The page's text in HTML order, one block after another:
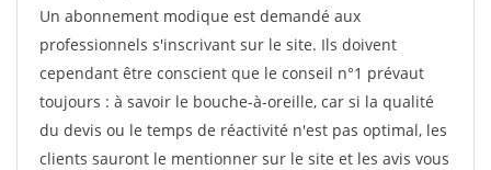
Un abonnement modique est demandé aux
professionnels s'inscrivant sur le site. Ils doivent
cependant être conscient que le conseil n°1 prévaut
toujours : à savoir le bouche-à-oreille, car si la qualité
du devis ou le temps de réactivité n'est pas optimal, les
clients sauront le mentionner sur le site et les avis vous